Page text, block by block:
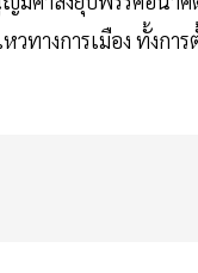
วทางการเมือง ทั้งก